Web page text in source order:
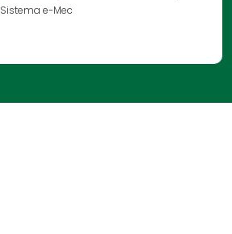
Sistema e-Mec